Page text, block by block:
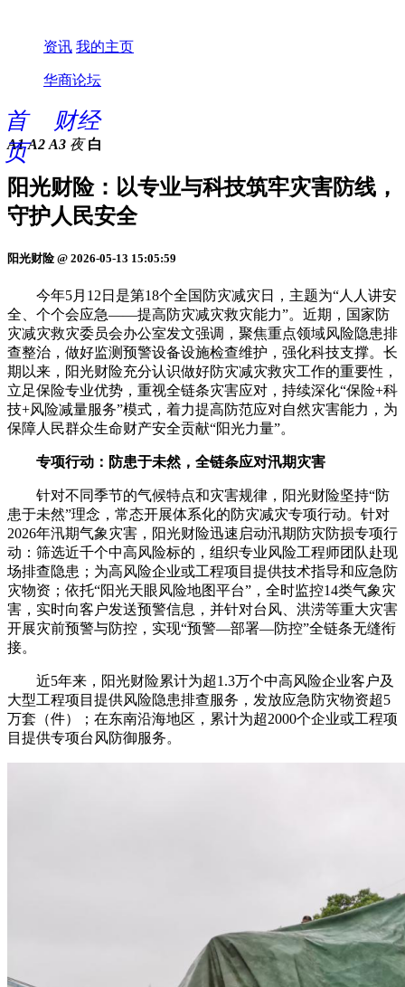
资讯 我的主页
华商论坛
首
页
财经
A1 A2 A3 夜 白
阳光财险：以专业与科技筑牢灾害防线，
守护人民安全
阳光财险 @ 2026-05-13 15:05:59
今年5月12日是第18个全国防灾减灾日，主题为“人人讲安
全、个个会应急——提高防灾减灾救灾能力”。近期，国家防
灾减灾救灾委员会办公室发文强调，聚焦重点领域风险隐患排
查整治，做好监测预警设备设施检查维护，强化科技支撑。长
期以来，阳光财险充分认识做好防灾减灾救灾工作的重要性，
立足保险专业优势，重视全链条灾害应对，持续深化“保险+科
技+风险减量服务”模式，着力提高防范应对自然灾害能力，为
保障人民群众生命财产安全贡献“阳光力量”。
专项行动：防患于未然，全链条应对汛期灾害
针对不同季节的气候特点和灾害规律，阳光财险坚持“防
患于未然”理念，常态开展体系化的防灾减灾专项行动。针对
2026年汛期气象灾害，阳光财险迅速启动汛期防灾防损专项行
动：筛选近千个中高风险标的，组织专业风险工程师团队赴现
场排查隐患；为高风险企业或工程项目提供技术指导和应急防
灾物资；依托“阳光天眼风险地图平台”，全时监控14类气象灾
害，实时向客户发送预警信息，并针对台风、洪涝等重大灾害
开展灾前预警与防控，实现“预警—部署—防控”全链条无缝衔
接。
近5年来，阳光财险累计为超1.3万个中高风险企业客户及
大型工程项目提供风险隐患排查服务，发放应急防灾物资超5
万套（件）；在东南沿海地区，累计为超2000个企业或工程项
目提供专项台风防御服务。